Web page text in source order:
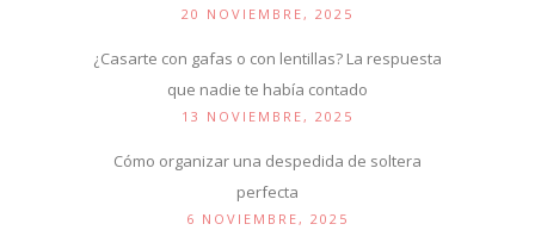
20 NOVIEMBRE, 2025
¿Casarte con gafas o con lentillas? La respuesta
que nadie te había contado
13 NOVIEMBRE, 2025
Cómo organizar una despedida de soltera
perfecta
6 NOVIEMBRE, 2025